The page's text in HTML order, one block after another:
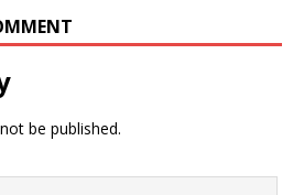
关
时
调
时
be published.